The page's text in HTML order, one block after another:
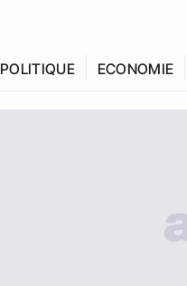
POLITIQUE ECONOMIE